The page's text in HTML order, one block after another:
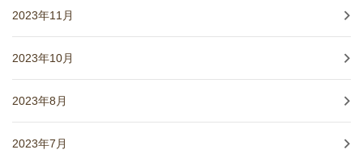
2023年11月
2023年10月
2023年8月
2023年7月